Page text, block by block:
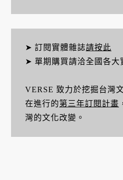
➤ 訂閱實體雜誌請按此
➤ 單期購買請洽全國各大
VERSE 致力於挖掘台灣
在進行的第三年訂閱計畫
灣的文化改變。